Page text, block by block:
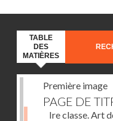
TABLE
DES
MATIÈRES
Première image
PAGE DE
Ire classe. Art